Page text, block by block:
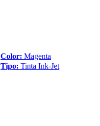
Color: Magenta
Tipo: Tinta Ink-Jet